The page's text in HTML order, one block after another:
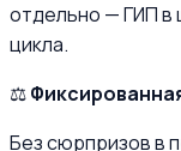
отдельно — ГИП в
цикла.
⚖️
Без сюрпризов в